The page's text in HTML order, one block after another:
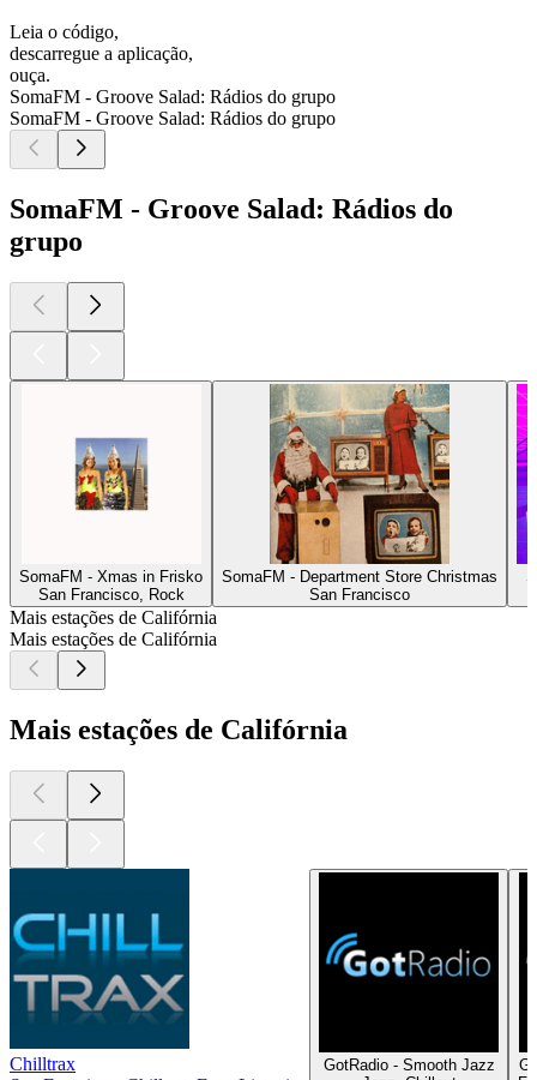
Leia o código,
descarregue a aplicação,
ouça.
SomaFM - Groove Salad: Rádios do grupo
SomaFM - Groove Salad: Rádios do grupo
SomaFM - Groove Salad: Rádios do
grupo
SomaFM - Xmas in Frisko
San Francisco, Rock
SomaFM - Department Store Christmas
San Francisco
Mais estações de Califórnia
Mais estações de Califórnia
Mais estações de Califórnia
Chilltrax
GotRadio - Smooth Jazz